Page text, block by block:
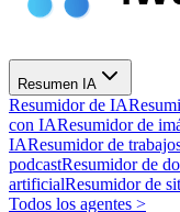
Resumen IA
Resumidor de IA
con IAResumidor de
IAResumidor de
podcastResumidor de
artificialResumidor de
Todos los agentes >